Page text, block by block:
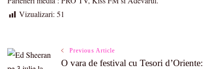
Vizualizari: 51
Post
Previous Article
O vara de festival cu Tesori d’Oriente: